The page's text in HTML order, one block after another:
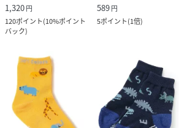
1,320円
120ポイント(10%ポイント
バック)
589円
5ポイント(1倍)